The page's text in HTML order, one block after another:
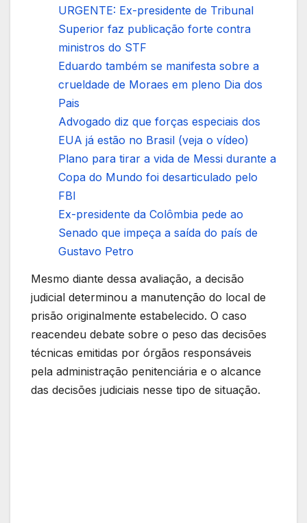
URGENTE: Ex-presidente de Tribunal
Superior faz publicação forte contra
ministros do STF
Eduardo também se manifesta sobre a
crueldade de Moraes em pleno Dia dos
Pais
Advogado diz que forças especiais dos
EUA já estão no Brasil (veja o vídeo)
Plano para tirar a vida de Messi durante a
Copa do Mundo foi desarticulado pelo
FBI
Ex-presidente da Colômbia pede ao
Senado que impeça a saída do país de
Gustavo Petro
Mesmo diante dessa avaliação, a decisão
judicial determinou a manutenção do local de
prisão originalmente estabelecido. O caso
reacendeu debate sobre o peso das decisões
técnicas emitidas por órgãos responsáveis
pela administração penitenciária e o alcance
das decisões judiciais nesse tipo de situação.